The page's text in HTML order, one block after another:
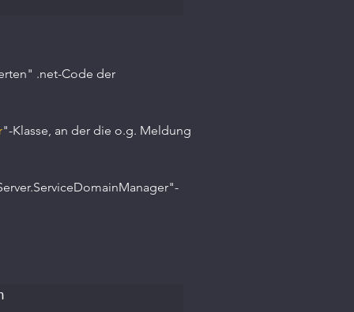
.net-Code der
"-Klasse, an der die o.g. Meldung